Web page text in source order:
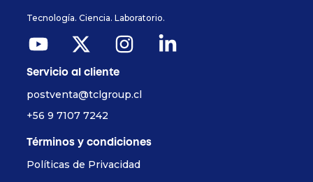
Tecnología. Ciencia. Laboratorio.
Servicio al cliente
postventa@tclgroup.cl
+56 9 7107 7242
Términos y condiciones
Políticas de Privacidad